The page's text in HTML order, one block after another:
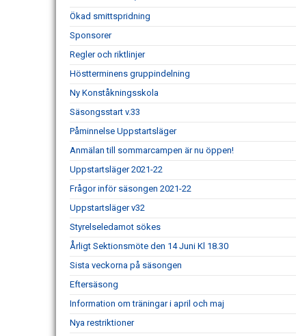
Ökad smittspridning
Sponsorer
Regler och riktlinjer
Höstterminens gruppindelning
Ny Konståkningsskola
Säsongsstart v.33
Påminnelse Uppstartsläger
Anmälan till sommarcampen är nu öppen!
Uppstartsläger 2021-22
Frågor inför säsongen 2021-22
Uppstartsläger v32
Styrelseledamot sökes
Årligt Sektionsmöte den 14 Juni Kl 18.30
Sista veckorna på säsongen
Eftersäsong
Information om träningar i april och maj
Nya restriktioner